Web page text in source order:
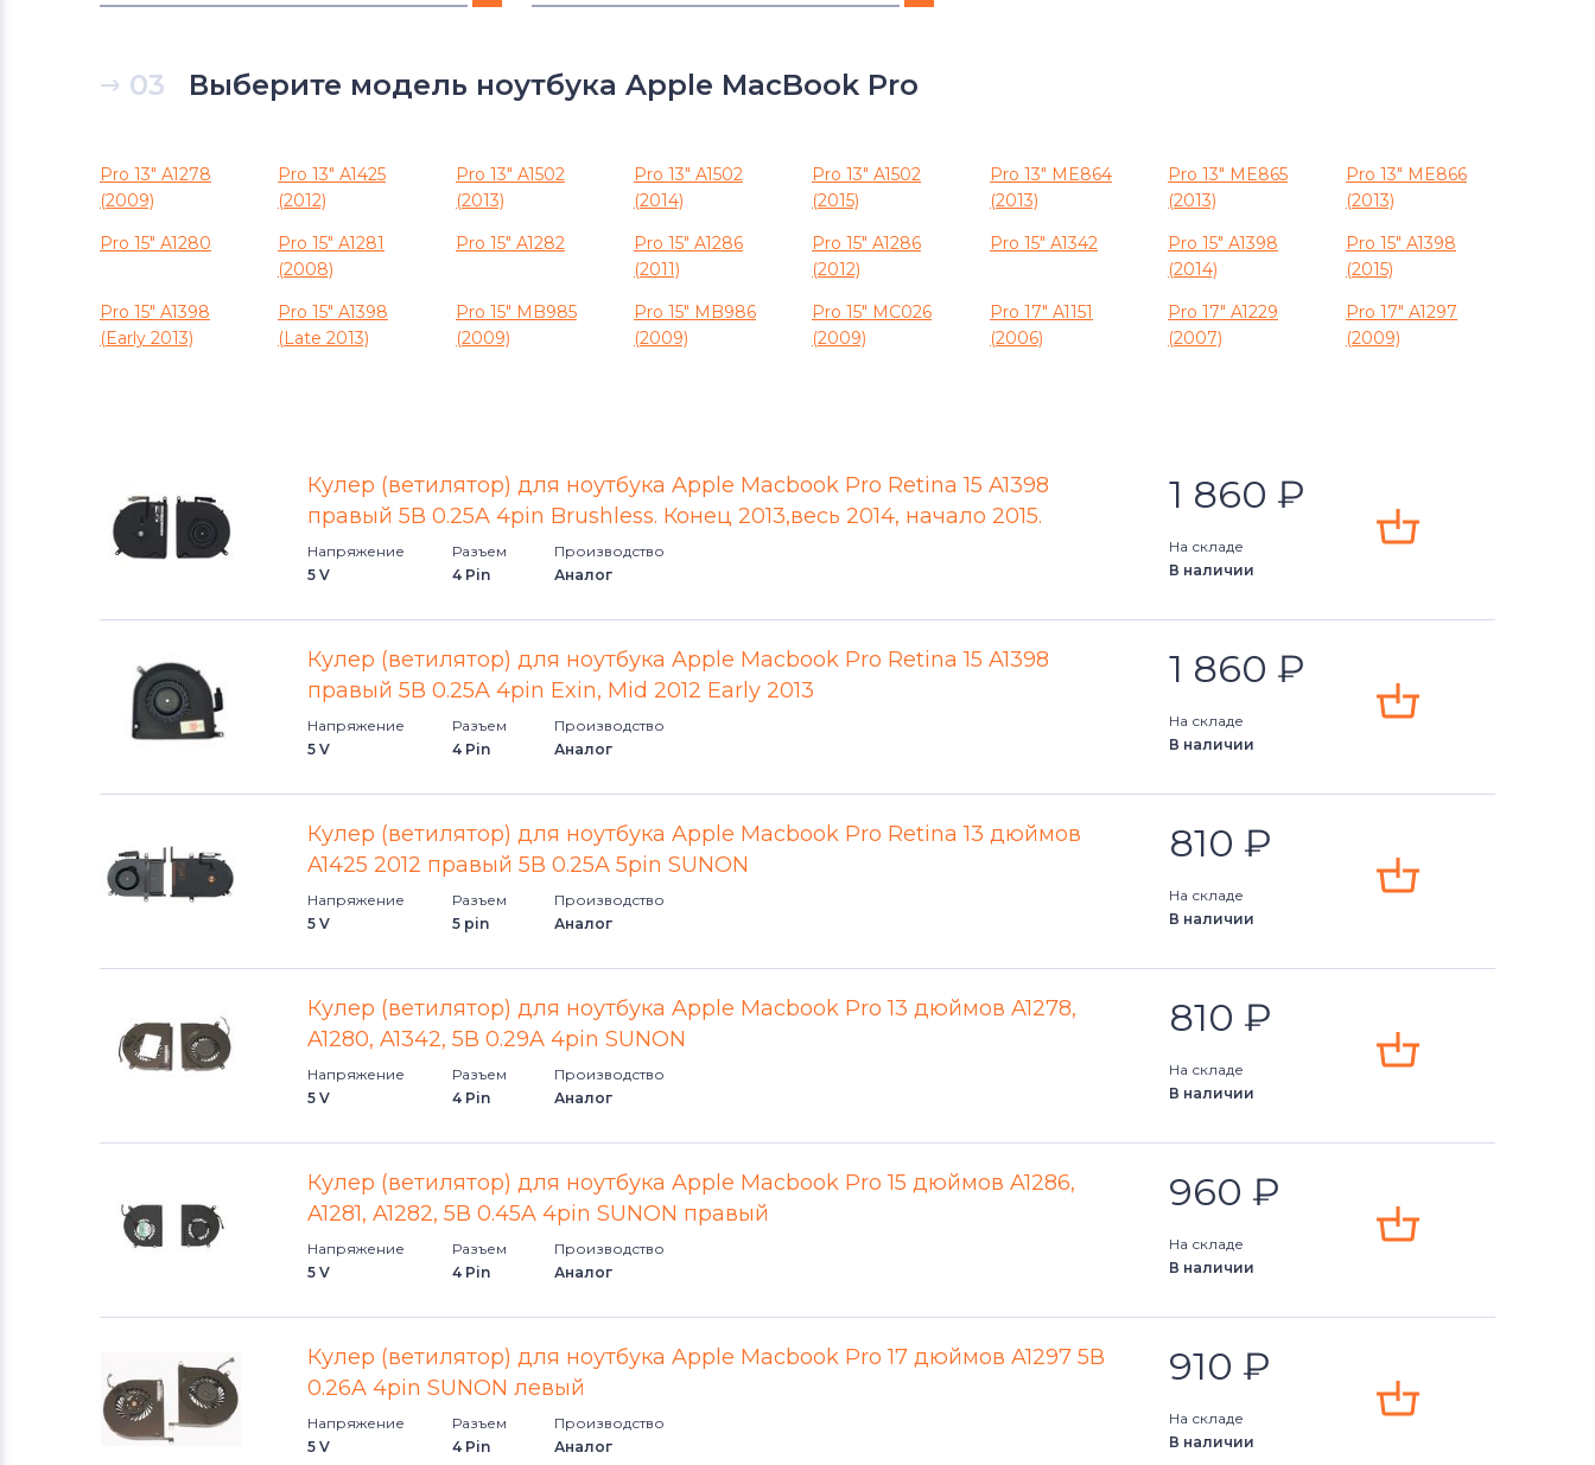
Вентиляторы (кулеры)
Вентиляторы (кулеры)eMachines
Вентиляторы (кулеры)Gigabyte
Вентиляторы (кулеры)
Вентиляторы (кулеры)Hannspree
Вентиляторы (кулеры)
Вентиляторы (кулеры)Benq
Вентиляторы (кулеры)
Thunderobot
Вентиляторы (кулеры)Lenovo
Вентиляторы (кулеры)Gateway
Вентиляторы (кулеры)HP
Вентиляторы (кулеры)MSI
Вентиляторы (кулеры)Quanta
Вентиляторы (кулеры)Hasee
Вентиляторы (кулеры)IBM
Вентиляторы (кулеры)Viewsonic
Mac Mini
MacBook
MacBook Pro
PowerBook
03 Выберите модель ноутбука Apple MacBook Pro
Pro 13" A1278
(2009)
Pro 13" A1425
(2012)
Pro 13" A1502
(2013)
Pro 13" A1502
(2014)
Pro 13" A1502
(2015)
Pro 13" ME864
(2013)
Pro 13" ME865
(2013)
Pro 13" ME866
(2013)
Pro 15" A1280
Pro 15" A1281
(2008)
Pro 15" A1282
Pro 15" A1286
(2011)
Pro 15" A1286
(2012)
Pro 15" A1342
Pro 15" A1398
(2014)
Pro 15" A1398
(2015)
Pro 15" A1398
(Early 2013)
Pro 15" A1398
(Late 2013)
Pro 15" MB985
(2009)
Pro 15" MB986
(2009)
Pro 15" MC026
(2009)
Pro 17" A1151
(2006)
Pro 17" A1229
(2007)
Pro 17" A1297
(2009)
Кулер (ветилятор) для ноутбука Apple Macbook Pro Retina 15 A1398
правый 5В 0.25A 4pin Brushless. Конец 2013,весь 2014, начало 2015.
Напряжение
5 V
Разъем
4 Pin
Производство
Аналог
1 860 ₽
На складе
В наличии
Кулер (ветилятор) для ноутбука Apple Macbook Pro Retina 15 A1398
правый 5В 0.25A 4pin Exin, Mid 2012 Early 2013
Напряжение
5 V
Разъем
4 Pin
Производство
Аналог
1 860 ₽
На складе
В наличии
Кулер (ветилятор) для ноутбука Apple Macbook Pro Retina 13 дюймов
A1425 2012 правый 5В 0.25A 5pin SUNON
Напряжение
5 V
Разъем
5 pin
Производство
Аналог
810 ₽
На складе
В наличии
Кулер (ветилятор) для ноутбука Apple Macbook Pro 13 дюймов A1278,
A1280, A1342, 5В 0.29A 4pin SUNON
Напряжение
5 V
Разъем
4 Pin
Производство
Аналог
810 ₽
На складе
В наличии
Кулер (ветилятор) для ноутбука Apple Macbook Pro 15 дюймов A1286,
A1281, A1282, 5В 0.45A 4pin SUNON правый
Напряжение
5 V
Разъем
4 Pin
Производство
Аналог
960 ₽
На складе
В наличии
Кулер (ветилятор) для ноутбука Apple Macbook Pro 17 дюймов A1297 5В
0.26A 4pin SUNON левый
Напряжение
5 V
Разъем
4 Pin
Производство
Аналог
910 ₽
На складе
В наличии